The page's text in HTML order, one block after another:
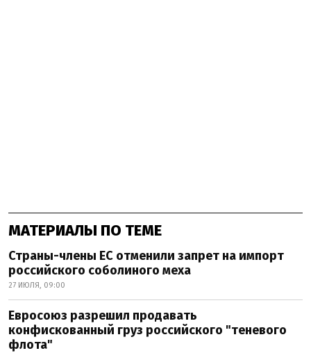
МАТЕРИАЛЫ ПО ТЕМЕ
Страны-члены ЕС отменили запрет на импорт
российского соболиного меха
27 ИЮЛЯ, 09:00
Евросоюз разрешил продавать
конфискованный груз российского "теневого
флота"